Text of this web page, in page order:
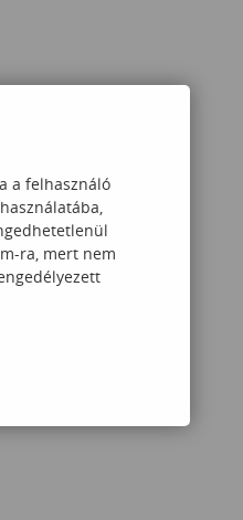
a felhasználó
ra, mert nem